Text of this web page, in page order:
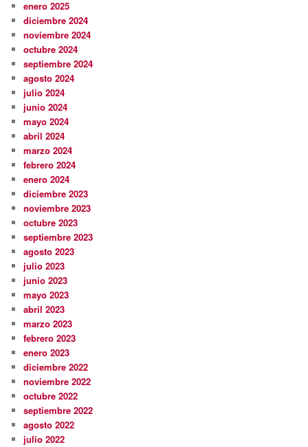
enero 2025
diciembre 2024
noviembre 2024
octubre 2024
septiembre 2024
agosto 2024
julio 2024
junio 2024
mayo 2024
abril 2024
marzo 2024
febrero 2024
enero 2024
diciembre 2023
noviembre 2023
octubre 2023
septiembre 2023
agosto 2023
julio 2023
junio 2023
mayo 2023
abril 2023
marzo 2023
febrero 2023
enero 2023
diciembre 2022
noviembre 2022
octubre 2022
septiembre 2022
agosto 2022
julio 2022